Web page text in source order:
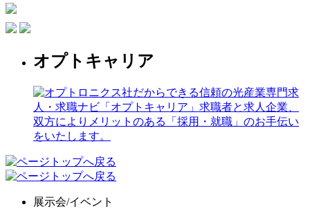
オプトキャリア
展示会/イベント